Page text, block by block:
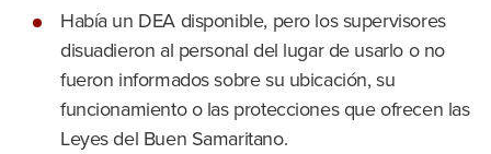
Había un DEA disponible, pero los supervisores
disuadieron al personal del lugar de usarlo o no
fueron informados sobre su ubicación, su
funcionamiento o las protecciones que ofrecen las
Leyes del Buen Samaritano.